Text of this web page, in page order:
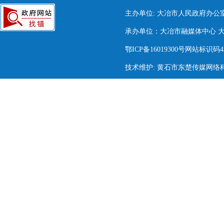
主办单位: 大冶市人民政府办公
承办单位：大冶市融媒体中心
鄂ICP备16019300号网站标识码
技术维护: 黄石市东楚传媒网络